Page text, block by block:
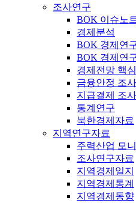
조사연구
BOK 이슈노
경제분석
BOK 경제연
BOK 경제연
경제전망 핵
금융안정 조
지급결제 조
통계연구
북한경제자료
지역연구자료
주력산업 모
조사연구자료
지역경제일지
지역경제통계
지역경제동향